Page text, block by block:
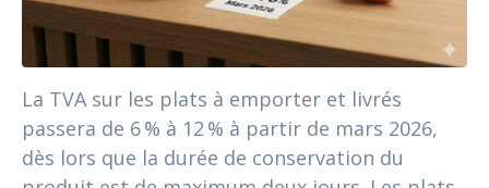
La TVA sur les plats à emporter et livrés
passera de 6 % à 12 % à partir de mars 2026,
dès lors que la durée de conservation du